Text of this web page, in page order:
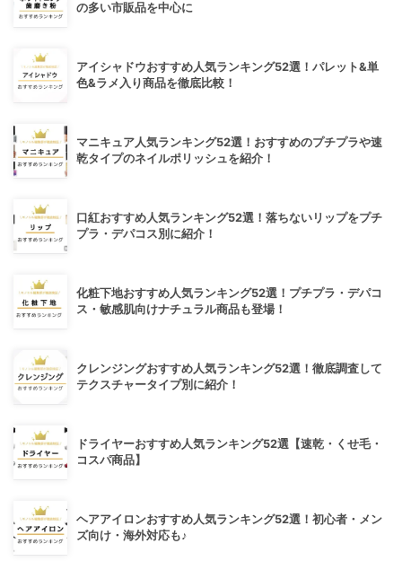
の多い市販品を中心に
アイシャドウおすすめ人気ランキング52選！パレット&単
色&ラメ入り商品を徹底比較！
マニキュア人気ランキング52選！おすすめのプチプラや速
乾タイプのネイルポリッシュを紹介！
口紅おすすめ人気ランキング52選！落ちないリップをプチ
プラ・デパコス別に紹介！
化粧下地おすすめ人気ランキング52選！プチプラ・デパコ
ス・敏感肌向けナチュラル商品も登場！
クレンジングおすすめ人気ランキング52選！徹底調査して
テクスチャータイプ別に紹介！
ドライヤーおすすめ人気ランキング52選【速乾・くせ毛・
コスパ商品】
ヘアアイロンおすすめ人気ランキング52選！初心者・メン
ズ向け・海外対応も♪